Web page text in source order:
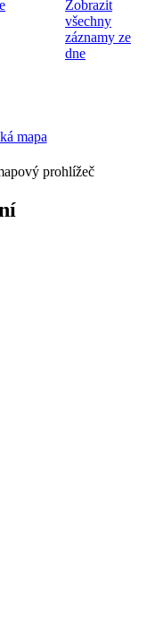
Zobrazit
všechny
záznamy ze
dne
prohlížeč